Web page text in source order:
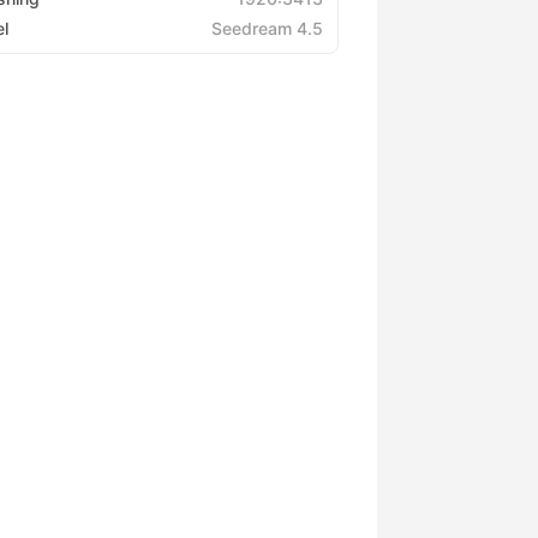
Seedream 4.5